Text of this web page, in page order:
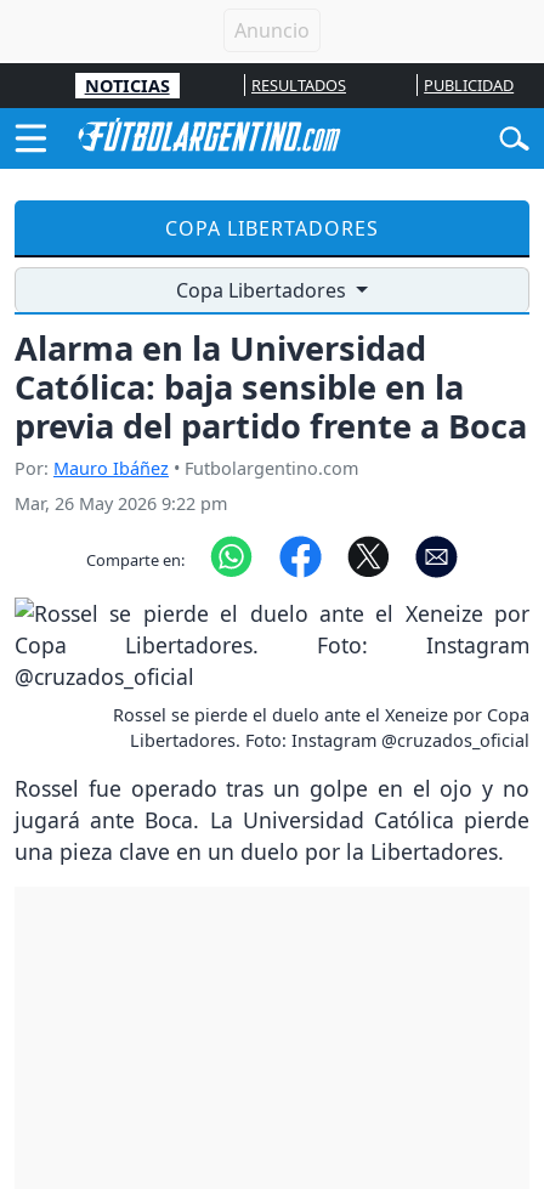
NOTICIAS RESULTADOS PUBLICIDAD
COPA LIBERTADORES
Copa Libertadores
Alarma en la Universidad
Católica: baja sensible en la
previa del partido frente a Boca
Por: Mauro Ibáñez • Futbolargentino.com
Mar, 26 May 2026 9:22 pm
Comparte en:
Rossel se pierde el duelo ante el Xeneize por Copa
Libertadores. Foto: Instagram @cruzados_oficial
Rossel fue operado tras un golpe en el ojo y no
jugará ante Boca. La Universidad Católica pierde
una pieza clave en un duelo por la Libertadores.